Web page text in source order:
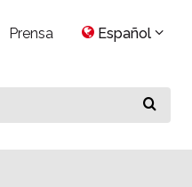
Prensa Español